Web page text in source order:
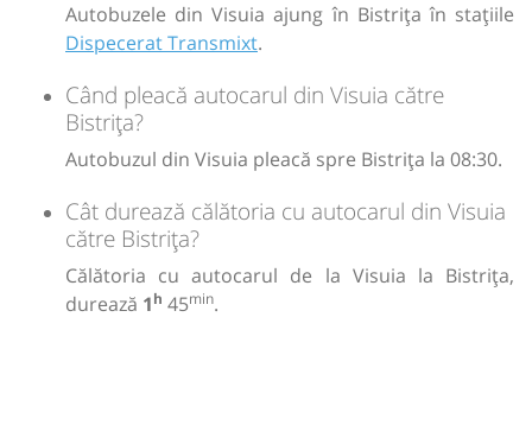
Autobuzele din Visuia ajung în Bistrița în stațiile
Dispecerat Transmixt.
Când pleacă autocarul din Visuia către
Bistrița?
Autobuzul din Visuia pleacă spre Bistrița la 08:30.
Cât durează călătoria cu autocarul din Visuia
către Bistrița?
Călătoria cu autocarul de la Visuia la Bistrița,
durează 1h 45min.